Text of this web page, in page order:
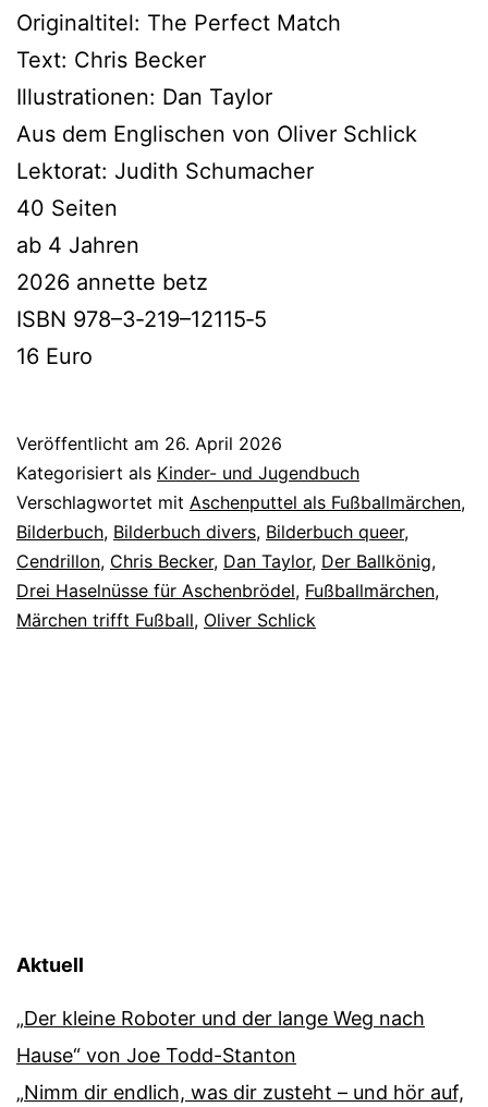
Originaltitel: The Perfect Match
Text: Chris Becker
Illustrationen: Dan Taylor
Aus dem Englischen von Oliver Schlick
Lektorat: Judith Schumacher
40 Seiten
ab 4 Jahren
2026 annet­te betz
ISBN 978–3‑219–12115‑5
16 Euro
Veröffentlicht am 26. April 2026
Kategorisiert als Kinder- und Jugendbuch
Verschlagwortet mit Aschenputtel als Fußballmärchen,
Bilderbuch, Bilderbuch divers, Bilderbuch queer,
Cendrillon, Chris Becker, Dan Taylor, Der Ballkönig,
Drei Haselnüsse für Aschenbrödel, Fußballmärchen,
Märchen trifft Fußball, Oliver Schlick
Aktuell
„Der kleine Roboter und der lange Weg nach
Hause“ von Joe Todd-Stanton
„Nimm dir endlich, was dir zusteht – und hör auf,